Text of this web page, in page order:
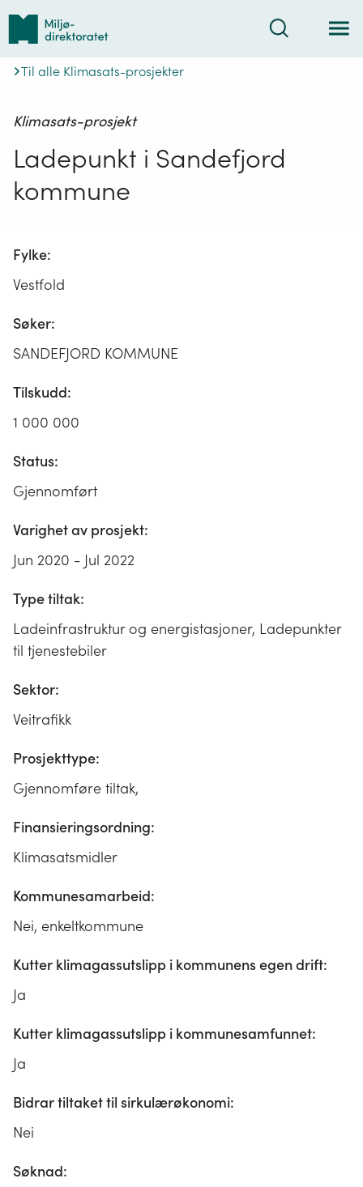
Tilbake
forsiden
Søk
Til alle Klimasats-prosjekter
Klimasats-prosjekt
Ladepunkt i Sandefjord
kommune
Fylke:
Vestfold
Søker:
SANDEFJORD KOMMUNE
Tilskudd:
1 000 000
Status:
Gjennomført
Varighet av prosjekt:
Jun 2020 - Jul 2022
Type tiltak:
Ladeinfrastruktur og energistasjoner, Ladepunkter
til tjenestebiler
Sektor:
Veitrafikk
Prosjekttype:
Gjennomføre tiltak,
Finansieringsordning:
Klimasatsmidler
Kommunesamarbeid:
Nei, enkeltkommune
Kutter klimagassutslipp i kommunens egen drift:
Ja
Kutter klimagassutslipp i kommunesamfunnet:
Ja
Bidrar tiltaket til sirkulærøkonomi:
Nei
Søknad: